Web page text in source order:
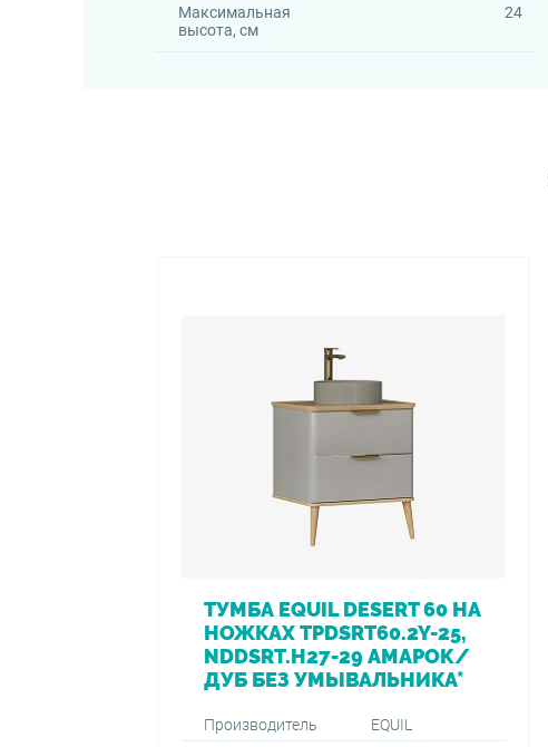
Максимальная
высота, см
24
ТУМБА EQUIL DESERT 60 НА
НОЖКАХ TPDSRT60.2Y-25,
NDDSRT.H27-29 АМАРОК/
ДУБ БЕЗ УМЫВАЛЬНИКА*
Производитель
EQUIL